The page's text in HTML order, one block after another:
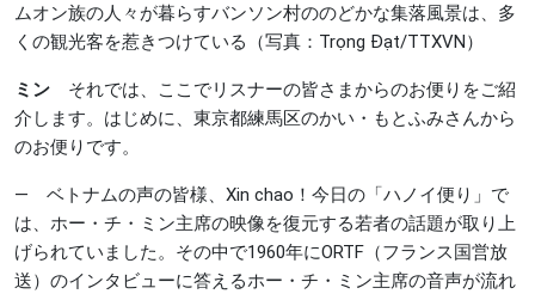
ムオン族の人々が暮らすバンソン村ののどかな集落風景は、多
くの観光客を惹きつけている（写真：Trọng Đạt/TTXVN）
ミン それでは、ここでリスナーの皆さまからのお便りをご紹
介します。はじめに、東京都練馬区のかい・もとふみさんから
のお便りです。
― ベトナムの声の皆様、Xin chao！今日の「ハノイ便り」で
は、ホー・チ・ミン主席の映像を復元する若者の話題が取り上
げられていました。その中で1960年にORTF（フランス国営放
送）のインタビューに答えるホー・チ・ミン主席の音声が流れ